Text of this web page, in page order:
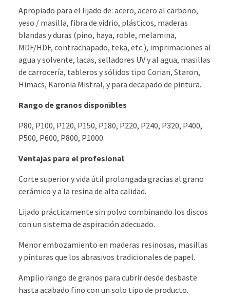
Apropiado para el lijado de: acero, acero al carbono,
yeso / masilla, fibra de vidrio, plásticos, maderas
blandas y duras (pino, haya, roble, melamina,
MDF/HDF, contrachapado, teka, etc.), imprimaciones al
agua y solvente, lacas, selladores UV y al agua, masillas
de carrocería, tableros y sólidos tipo Corian, Staron,
Himacs, Karonia Mistral, y para decapado de pintura.
Rango de granos disponibles
P80, P100, P120, P150, P180, P220, P240, P320, P400,
P500, P600, P800, P1000.
Ventajas para el profesional
Corte superior y vida útil prolongada gracias al grano
cerámico y a la resina de alta calidad.
Lijado prácticamente sin polvo combinando los discos
con un sistema de aspiración adecuado.
Menor embozamiento en maderas resinosas, masillas
y pinturas que los abrasivos tradicionales de papel.
Amplio rango de granos para cubrir desde desbaste
hasta acabado fino con un solo tipo de producto.